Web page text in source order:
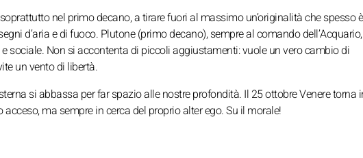
nel primo decano, a tirare fuori al massimo un’originalità che spesso è
d’aria e di fuoco. Plutone (primo decano), sempre al comando dell’Acquario,
sociale. Non si accontenta di piccoli aggiustamenti: vuole un vero cambio di
un vento di libertà.
si abbassa per far spazio alle nostre profondità. Il 25 ottobre Venere torna
ma sempre in cerca del proprio alter ego. Su il morale!